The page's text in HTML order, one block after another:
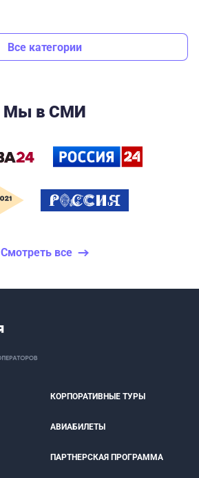
Все категории
Мы в СМИ
Смотреть все
КОРПОРАТИВНЫЕ ТУРЫ
АВИАБИЛЕТЫ
ПАРТНЕРСКАЯ ПРОГРАММА